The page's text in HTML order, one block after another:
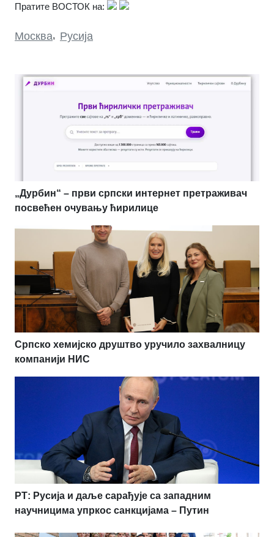
Пратите ВОСТОК на:
Москва, Русија
„Дурбин“ – први српски интернет претраживач
посвећен очувању ћирилице
Српско хемијско друштво уручило захвалницу
компанији НИС
РТ: Русија и даље сарађује са западним
научницима упркос санкцијама – Путин